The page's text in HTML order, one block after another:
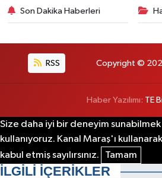
Son Dakika Haberleri
RSS Copyright ©
Haber Yazılımı: TE
Size daha iyi bir deneyim
kullanıyoruz. Kanal Maraş'ı
kabul etmiş sayılırsınız.
Tamam